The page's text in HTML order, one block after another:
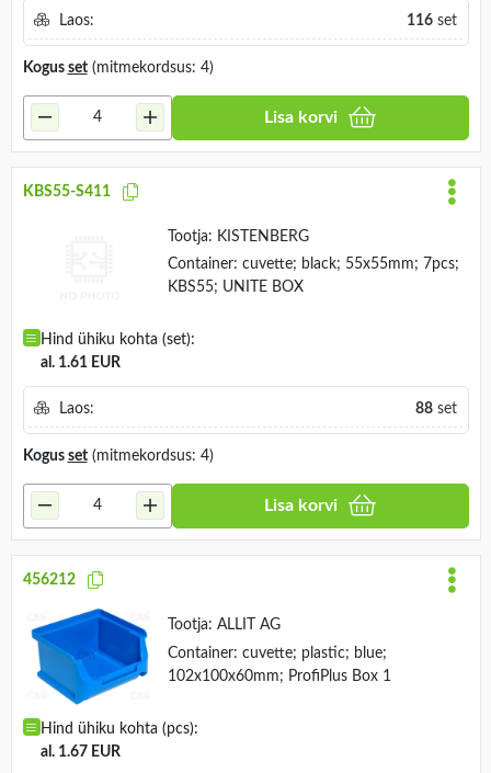
Laos: 116set
Kogus set(mitmekordsus: 4)
Lisa korvi
KBS55-S411
Tootja: KISTENBERG
Container: cuvette; black; 55x55mm; 7pcs;
KBS55; UNITE BOX
Hind ühiku kohta (set):
al. 1.61 EUR
Laos: 88set
Kogus set(mitmekordsus: 4)
Lisa korvi
456212
Tootja: ALLIT AG
Container: cuvette; plastic; blue;
102x100x60mm; ProfiPlus Box 1
Hind ühiku kohta (pcs):
al. 1.67 EUR